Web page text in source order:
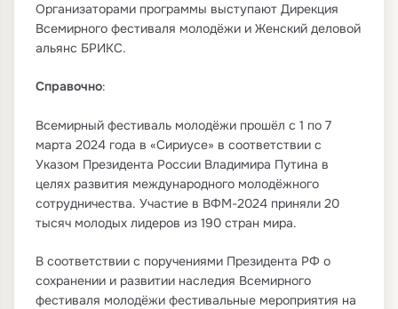
Организаторами программы выступают Дирекция
Всемирного фестиваля молодёжи и Женский деловой
альянс БРИКС.
Справочно:
Всемирный фестиваль молодёжи прошёл с 1 по 7
марта 2024 года в «Сириусе» в соответствии с
Указом Президента России Владимира Путина в
целях развития международного молодёжного
сотрудничества. Участие в ВФМ-2024 приняли 20
тысяч молодых лидеров из 190 стран мира.
В соответствии с поручениями Президента РФ о
сохранении и развитии наследия Всемирного
фестиваля молодёжи фестивальные мероприятия на